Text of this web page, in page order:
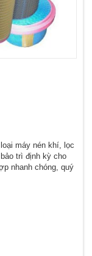
máy nén khí, lọc
trì định kỳ cho
nhanh chóng, quý